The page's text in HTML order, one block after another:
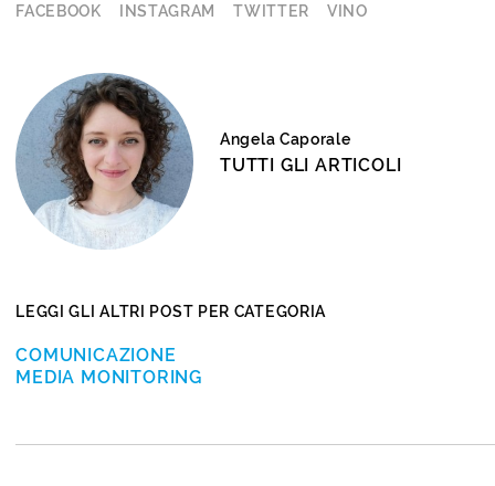
FACEBOOK
INSTAGRAM TWITTER VINO
Angela Caporale
TUTTI GLI ARTICOLI
LEGGI GLI ALTRI POST PER CATEGORIA
COMUNICAZIONE
MEDIA MONITORING